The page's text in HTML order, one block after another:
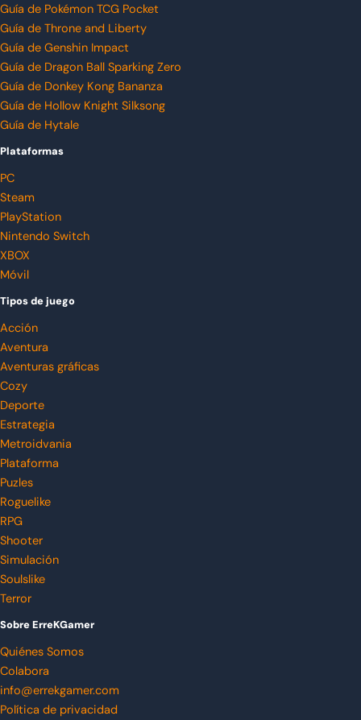
Guía de Pokémon TCG Pocket
Guía de Throne and Liberty
Guía de Genshin Impact
Guía de Dragon Ball Sparking Zero
Guía de Donkey Kong Bananza
Guía de Hollow Knight Silksong
Guía de Hytale
Plataformas
PC
Steam
PlayStation
Nintendo Switch
XBOX
Móvil
Tipos de juego
Acción
Aventura
Aventuras gráficas
Cozy
Deporte
Estrategia
Metroidvania
Plataforma
Puzles
Roguelike
RPG
Shooter
Simulación
Soulslike
Terror
Sobre ErreKGamer
Quiénes Somos
Colabora
info@errekgamer.com
Política de privacidad